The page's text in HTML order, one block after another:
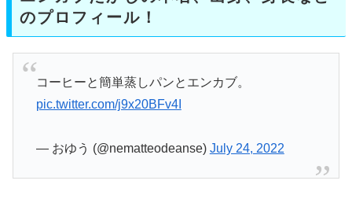
のプロフィール！
コーヒーと簡単蒸しパンとエンカブ。
pic.twitter.com/j9x20BFv4I
— おゆう (@nematteodeanse) July 24, 2022